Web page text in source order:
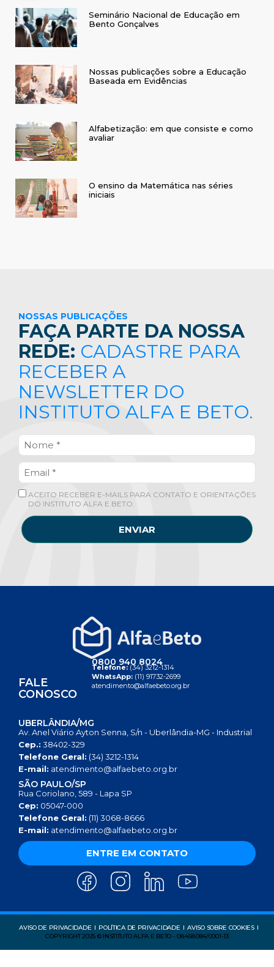
Seminário Nacional de Educação em
Bento Gonçalves
Nossas publicações sobre a Educação
Baseada em Evidências
Alfabetização: em que consiste e como
avaliar
O ensino da Matemática nas séries
iniciais
NOSSAS PUBLICAÇÕES
FAÇA PARTE DA NOSSA
REDE: CADASTRE PARA
RECEBER A
NEWSLETTER DO
INSTITUTO ALFA E BETO.
ACEITO RECEBER E-MAILS PARA CONTATO E ORIENTAÇÕES
DO INSTITUTO ALFA E BETO.
ENVIAR
FALE
CONOSCO
0800 940 8024
Telefone:(34) 3212-1314
WhatsApp: (11) 91732-2699
atendimento@alfaebeto.org.br
UBERLÂNDIA/MG
Av. Anel Viário Ayton Senna, S/n - Uberlândia-MG - Industrial
Cep.: 38402-329
Telefone Geral: (34) 3212-1314
E-mail: atendimento@alfaebeto.org.br
SÃO PAULO/SP
Rua Coriolano, 589 - Lapa SP
Cep: 05047-000
Telefone Geral: (11) 3068-8666
E-mail: atendimento@alfaebeto.org.br
ENTRE EM CONTATO
AVISO DE PRIVACIDADE POLÍTICA DE PRIVACIDADE
AVISO SOBRE COOKIES
COPYRIGHT 2025 © INSTITUTO ALFA E BETO - 08.458.084/0001-13